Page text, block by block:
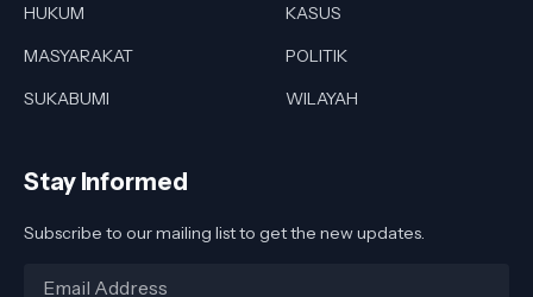
HUKUM
KASUS
MASYARAKAT
POLITIK
SUKABUMI
WILAYAH
Stay Informed
Subscribe to our mailing list to get the new updates.